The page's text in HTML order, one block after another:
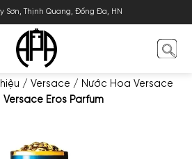
Sơn, Thịnh Quang, Đống Đa, HN
/ Versace / Nước Hoa Versace
Versace Eros Parfum